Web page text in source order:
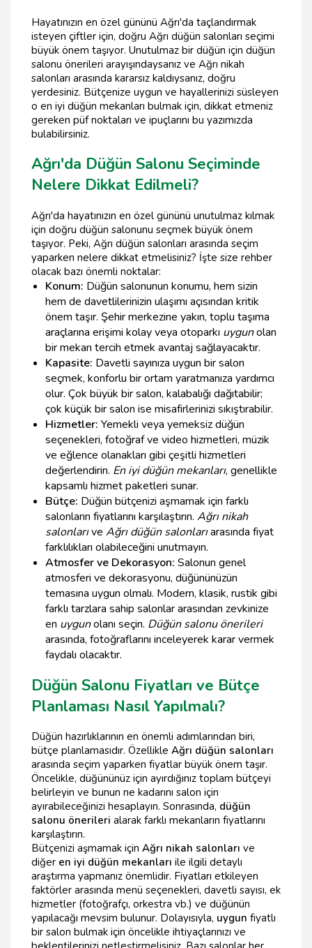
Hayatınızın en özel gününü Ağrı'da taçlandırmak
isteyen çiftler için, doğru Ağrı düğün salonları seçimi
büyük önem taşıyor. Unutulmaz bir düğün için düğün
salonu önerileri arayışındaysanız ve Ağrı nikah
salonları arasında kararsız kaldıysanız, doğru
yerdesiniz. Bütçenize uygun ve hayallerinizi süsleyen
o en iyi düğün mekanları bulmak için, dikkat etmeniz
gereken püf noktaları ve ipuçlarını bu yazımızda
bulabilirsiniz.
Ağrı'da Düğün Salonu Seçiminde
Nelere Dikkat Edilmeli?
Ağrı'da hayatınızın en özel gününü unutulmaz kılmak
için doğru düğün salonunu seçmek büyük önem
taşıyor. Peki, Ağrı düğün salonları arasında seçim
yaparken nelere dikkat etmelisiniz? İşte size rehber
olacak bazı önemli noktalar:
Konum: Düğün salonunun konumu, hem sizin
hem de davetlilerinizin ulaşımı açısından kritik
önem taşır. Şehir merkezine yakın, toplu taşıma
araçlarına erişimi kolay veya otoparkı uygunolan
bir mekan tercih etmek avantaj sağlayacaktır.
Kapasite: Davetli sayınıza uygun bir salon
seçmek, konforlu bir ortam yaratmanıza yardımcı
olur. Çok büyük bir salon, kalabalığı dağıtabilir;
çok küçük bir salon ise misafirlerinizi sıkıştırabilir.
Hizmetler: Yemekli veya yemeksiz düğün
seçenekleri, fotoğraf ve video hizmetleri, müzik
ve eğlence olanakları gibi çeşitli hizmetleri
değerlendirin. En iyi düğün mekanları, genellikle
kapsamlı hizmet paketleri sunar.
Bütçe: Düğün bütçenizi aşmamak için farklı
salonların fiyatlarını karşılaştırın. Ağrı nikah
salonlarıve Ağrı düğün salonlarıarasında fiyat
farklılıkları olabileceğini unutmayın.
Atmosfer ve Dekorasyon: Salonun genel
atmosferi ve dekorasyonu, düğününüzün
temasına uygun olmalı. Modern, klasik, rustik gibi
farklı tarzlara sahip salonlar arasından zevkinize
en uygunolanı seçin. Düğün salonu önerileri
arasında, fotoğraflarını inceleyerek karar vermek
faydalı olacaktır.
Düğün Salonu Fiyatları ve Bütçe
Planlaması Nasıl Yapılmalı?
Düğün hazırlıklarının en önemli adımlarından biri,
bütçe planlamasıdır. Özellikle Ağrı düğün salonları
arasında seçim yaparken fiyatlar büyük önem taşır.
Öncelikle, düğününüz için ayırdığınız toplam bütçeyi
belirleyin ve bunun ne kadarını salon için
ayırabileceğinizi hesaplayın. Sonrasında, düğün
salonu önerileri alarak farklı mekanların fiyatlarını
karşılaştırın.
Bütçenizi aşmamak için Ağrı nikah salonları ve
diğer en iyi düğün mekanları ile ilgili detaylı
araştırma yapmanız önemlidir. Fiyatları etkileyen
faktörler arasında menü seçenekleri, davetli sayısı, ek
hizmetler (fotoğrafçı, orkestra vb.) ve düğünün
yapılacağı mevsim bulunur. Dolayısıyla, uygun fiyatlı
bir salon bulmak için öncelikle ihtiyaçlarınızı ve